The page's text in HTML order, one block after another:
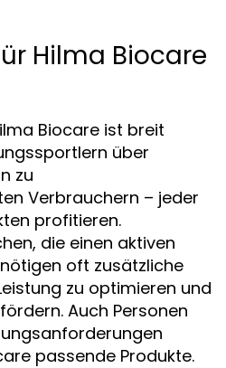
Hilma Biocare
Biocare ist breit
über
zu
Verbrauchern – jeder
profitieren.
die einen aktiven
oft zusätzliche
zu optimieren und
Auch Personen
passende Produkte.